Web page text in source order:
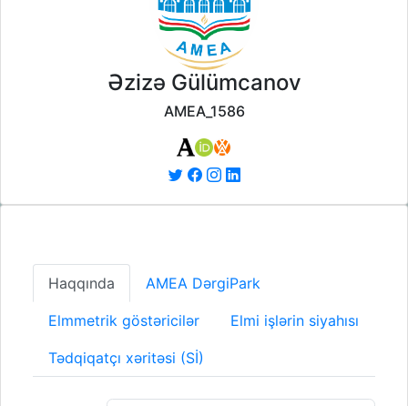
Əzizə Gülümcanov
AMEA_1586
Haqqında AMEA DərgiPark
Elmmetrik göstəricilər Elmi işlərin siyahısı
Tədqiqatçı xəritəsi (Sİ)